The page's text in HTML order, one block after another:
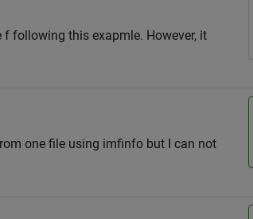
f following this exapmle. However, it
one file using imfinfo but I can not